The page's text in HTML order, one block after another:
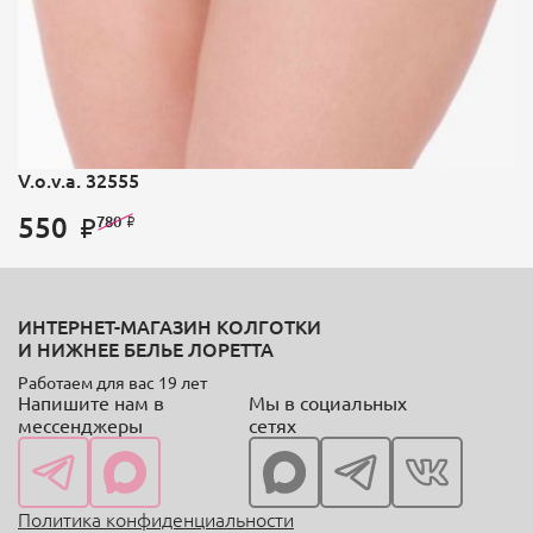
V.o.v.a. 32555
550 780
ИНТЕРНЕТ-МАГАЗИН КОЛГОТКИ
И НИЖНЕЕ БЕЛЬЕ ЛОРЕТТА
Работаем для вас 19 лет
Политика конфиденциальности
Напишите нам в
мессенджеры
Мы в социальных
сетях